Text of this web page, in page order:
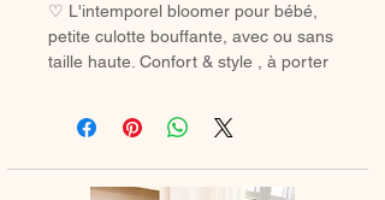
♡ L'intemporel bloomer pour bébé,
petite culotte bouffante, avec ou sans
taille haute. Confort & style , à porter
♡ Petit Bloomer entièrement réalisé à